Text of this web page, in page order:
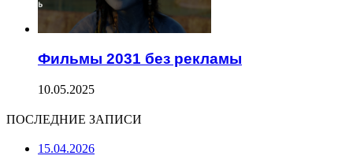
Фильмы 2031 без рекламы
10.05.2025
ПОСЛЕДНИЕ ЗАПИСИ
15.04.2026